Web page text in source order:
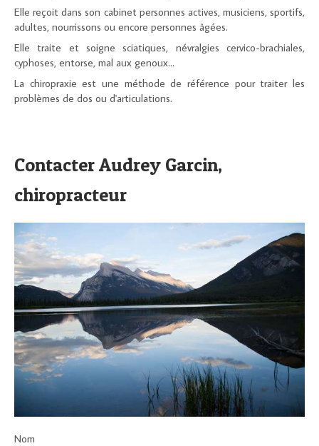
Elle reçoit dans son cabinet personnes actives, musiciens, sportifs,
adultes, nourrissons ou encore personnes âgées.
Elle traite et soigne sciatiques, névralgies cervico-brachiales,
cyphoses, entorse, mal aux genoux...
La chiropraxie est une méthode de référence pour traiter les
problèmes de dos ou d'articulations.
Contacter Audrey Garcin,
chiropracteur
Nom